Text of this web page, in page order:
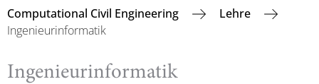
Computational Civil Engineering
Lehre
Ingenieurinformatik
Ingenieurinformatik